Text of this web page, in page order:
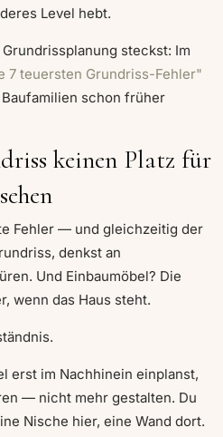
Level hebt.
steckst: Im
7 teuersten Grundriss-Fehler"
schon früher
keinen Platz für
Fehler — und gleichzeitig der
denkst an
Und Einbaumöbel? Die
wenn das Haus steht.
erst im Nachhinein einplanst,
— nicht mehr gestalten. Du
Nische hier, eine Wand dort.